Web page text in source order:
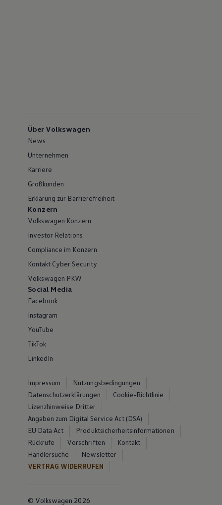
Über Volkswagen
News
Unternehmen
Karriere
Großkunden
Erklärung zur Barrierefreiheit
Konzern
Volkswagen Konzern
Investor Relations
Compliance im Konzern
Kontakt Cyber Security
Volkswagen PKW
Social Media
Facebook
Instagram
YouTube
TikTok
LinkedIn
Impressum
Nutzungsbedingungen
Datenschutzerklärungen
Cookie-Richtlinie
Lizenzhinweise Dritter
Angaben zum Digital Service Act (DSA)
EU Data Act
Produktsicherheitsinformationen
Rückrufe
Vorschriften
Kontakt
Händlersuche
Newsletter
VERTRAG WIDERRUFEN
© Volkswagen 2026